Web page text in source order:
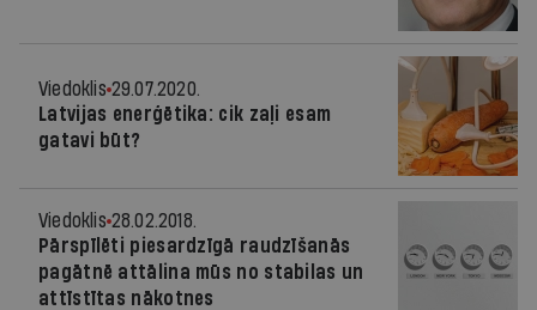
Viedoklis 29.07.2020.
Latvijas enerģētika: cik zaļi esam
gatavi būt?
Viedoklis 28.02.2018.
Pārspīlēti piesardzīgā raudzīšanās
pagātnē attālina mūs no stabilas un
attīstītas nākotnes